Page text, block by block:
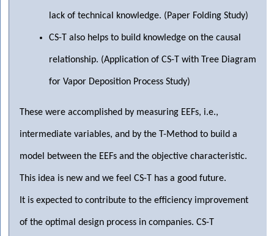
lack of technical knowledge. (Paper Folding Study)
CS-T also helps to build knowledge on the causal
relationship. (Application of CS-T with Tree Diagram
for Vapor Deposition Process Study)
These were accomplished by measuring EEFs, i.e.,
intermediate variables, and by the T-Method to build a
model between the EEFs and the objective characteristic.
This idea is new and we feel CS-T has a good future.
It is expected to contribute to the efficiency improvement
of the optimal design process in companies. CS-T